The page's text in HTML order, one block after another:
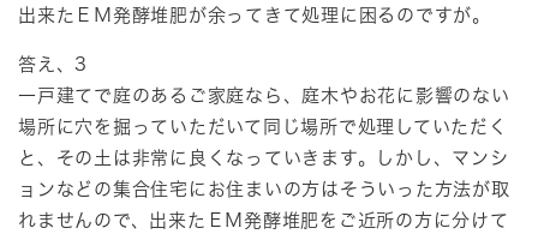
出来たＥＭ発酵堆肥が余ってきて処理に困るのですが。
答え、3
一戸建てで庭のあるご家庭なら、庭木やお花に影響のない
場所に穴を掘っていただいて同じ場所で処理していただく
と、その土は非常に良くなっていきます。しかし、マンシ
ョンなどの集合住宅にお住まいの方はそういった方法が取
れませんので、出来たＥＭ発酵堆肥をご近所の方に分けて